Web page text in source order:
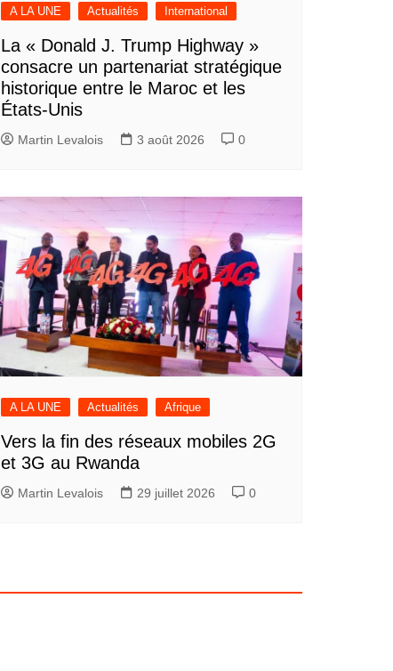
A LA UNE Actualités International
La « Donald J. Trump Highway »
consacre un partenariat stratégique
historique entre le Maroc et les
États-Unis
Martin Levalois 3 août 2026 0
A LA UNE Actualités Afrique
Vers la fin des réseaux mobiles 2G
et 3G au Rwanda
Martin Levalois 29 juillet 2026 0